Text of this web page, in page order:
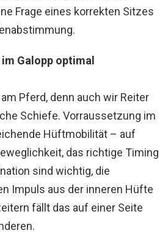
Frage eines korrekten Sitzes
Galopp optimal
Pferd, denn auch wir Reiter
Schiefe. Vorraussetzung im
Hüftmobilität – auf
das richtige Timing
sind wichtig, die
Impuls aus der inneren Hüfte
fällt das auf einer Seite